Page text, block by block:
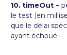
10. timeOut –
le test (en
que le délai
ayant échoué.